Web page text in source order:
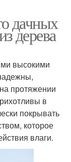
дачных
дерева
высокими
протяжении
в
покрывать
которое
влаги.